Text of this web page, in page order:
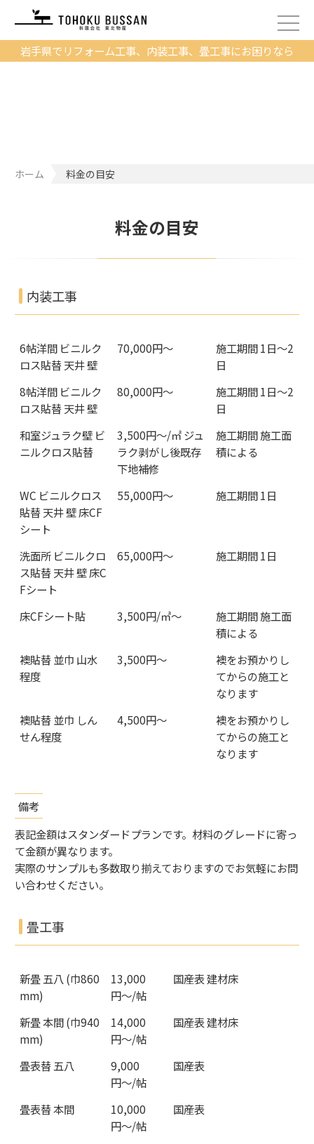
岩手県でリフォーム工事、内装工事、畳工事にお困りなら
ホーム 料金の目安
料金の目安
内装工事
6帖洋間 ビニルク
ロス貼替 天井 壁
70,000円〜
施工期間 1日〜2
日
8帖洋間 ビニルク
ロス貼替 天井 壁
80,000円〜
施工期間 1日〜2
日
和室ジュラク壁 ビ
ニルクロス貼替
3,500円〜/㎡ ジュ
ラク剥がし後既存
下地補修
施工期間 施工面
積による
WC ビニルクロス
貼替 天井 壁 床CF
シート
55,000円〜 施工期間 1日
洗面所 ビニルクロ
ス貼替 天井 壁 床C
Fシート
65,000円〜 施工期間 1日
床CFシート貼 3,500円/㎡〜
施工期間 施工面
積による
襖貼替 並巾 山水
程度
3,500円〜
襖をお預かりし
てからの施工と
なります
襖貼替 並巾 しん
せん程度
4,500円〜
襖をお預かりし
てからの施工と
なります
備考
表記金額はスタンダードプランです。材料のグレードに寄っ
て金額が異なります。
実際のサンプルも多数取り揃えておりますのでお気軽にお問
い合わせください。
畳工事
新畳 五八 (巾860
mm)
13,000
円〜/帖
国産表 建材床
新畳 本間 (巾940
mm)
14,000
円〜/帖
国産表 建材床
畳表替 五八
9,000
円〜/帖
国産表
畳表替 本間
10,000
円〜/帖
国産表